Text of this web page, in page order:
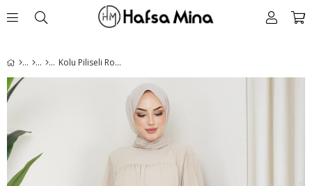
Kolu Piliseli Robalı Aerobin Elbise Bej